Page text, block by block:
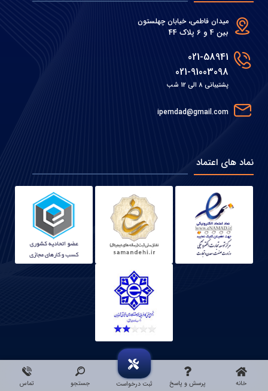
خانه پرسش و پاسخ ثبت درخواست جستجو تماس
میدان فاطمی، خیابان چهلستون
بین 4 و 6 پلاک 44
021-58941
021-91003098
پشتیبانی 8 الی 12 شب
ipemdad@gmail.com
نماد های اعتماد